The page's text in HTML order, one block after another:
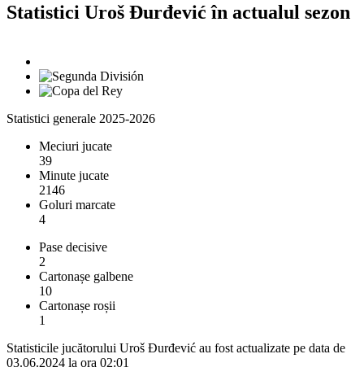
Statistici Uroš Đurđević în actualul sezon
Statistici generale 2025-2026
Meciuri jucate
39
Minute jucate
2146
Goluri marcate
4
Pase decisive
2
Cartonașe galbene
10
Cartonașe roșii
1
Statisticile jucătorului Uroš Đurđević au fost actualizate pe data de
03.06.2024 la ora 02:01